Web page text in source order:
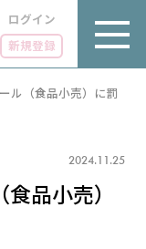
ログイン
新規登録
ル（食品小売）に罰
2024.11.25
品小売）